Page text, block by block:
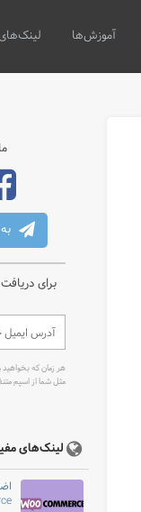
آموزش‌ها
برای
هر زمان که بخواهید
مثل شما از اسپم
لینک‌های